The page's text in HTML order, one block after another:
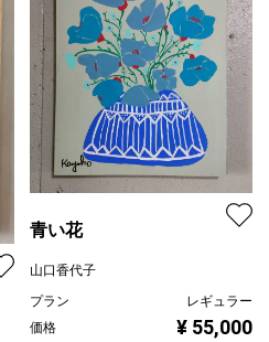
青い花
山口香代子
プラン
レギュラー
価格
¥ 55,000